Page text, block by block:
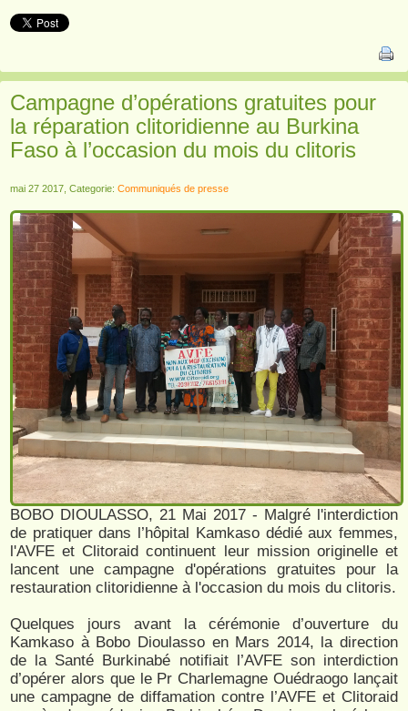
Campagne d’opérations gratuites pour
la réparation clitoridienne au Burkina
Faso à l’occasion du mois du clitoris
mai 27 2017, Categorie: Communiqués de presse
BOBO DIOULASSO, 21 Mai 2017 - Malgré l'interdiction
de pratiquer dans l’hôpital Kamkaso dédié aux femmes,
l'AVFE et Clitoraid continuent leur mission originelle et
lancent une campagne d'opérations gratuites pour la
restauration clitoridienne à l'occasion du mois du clitoris.
Quelques jours avant la cérémonie d’ouverture du
Kamkaso à Bobo Dioulasso en Mars 2014, la direction
de la Santé Burkinabé notifiait l’AVFE son interdiction
d’opérer alors que le Pr Charlemagne Ouédraogo lançait
une campagne de diffamation contre l’AVFE et Clitoraid